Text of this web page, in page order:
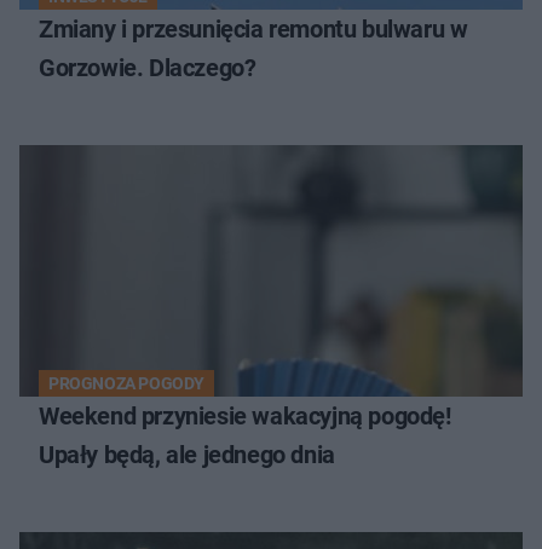
Zmiany i przesunięcia remontu bulwaru w
Gorzowie. Dlaczego?
PROGNOZA POGODY
Weekend przyniesie wakacyjną pogodę!
Upały będą, ale jednego dnia